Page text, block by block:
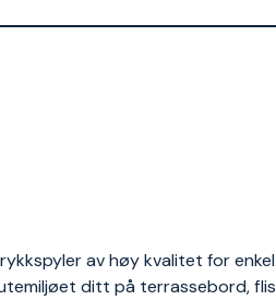
av høy kvalitet for
ditt på terrassebord,